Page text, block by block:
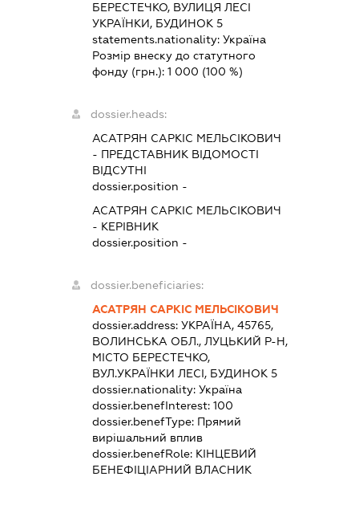
БЕРЕСТЕЧКО, ВУЛИЦЯ ЛЕСІ
УКРАЇНКИ, БУДИНОК 5
statements.nationality:Україна
Розмір внеску до статутного
фонду (грн.):1 000 (100 %)
dossier.heads:
АСАТРЯН САРКІС МЕЛЬСІКОВИЧ
- ПРЕДСТАВНИК ВІДОМОСТІ
ВІДСУТНІ
dossier.position -
АСАТРЯН САРКІС МЕЛЬСІКОВИЧ
- КЕРІВНИК
dossier.position -
dossier.beneficiaries:
АСАТРЯН САРКІС МЕЛЬСІКОВИЧ
dossier.address:УКРАЇНА, 45765,
ВОЛИНСЬКА ОБЛ., ЛУЦЬКИЙ Р-Н,
МІСТО БЕРЕСТЕЧКО,
ВУЛ.УКРАЇНКИ ЛЕСІ, БУДИНОК 5
dossier.nationality:Україна
dossier.benefInterest:100
dossier.benefType: Прямий
вирішальний вплив
dossier.benefRole: КІНЦЕВИЙ
БЕНЕФІЦІАРНИЙ ВЛАСНИК